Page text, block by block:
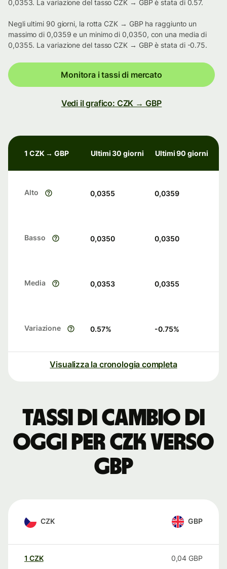
0,0353. La variazione del tasso CZK → GBP è stata di 0.57.
Negli ultimi 90 giorni, la rotta CZK → GBP ha raggiunto un
massimo di 0,0359 e un minimo di 0,0350, con una media di
0,0355. La variazione del tasso CZK → GBP è stata di -0.75.
Monitora i tassi di mercato
Vedi il grafico: CZK → GBP
1 CZK → GBP Ultimi 30 giorni Ultimi 90 giorni
Alto 0,0355 0,0359
Basso 0,0350 0,0350
Media 0,0353 0,0355
Variazione 0.57% -0.75%
Visualizza la cronologia completa
Tassi di cambio di
oggi per CZK verso
GBP
CZK GBP
1 CZK 0,04 GBP